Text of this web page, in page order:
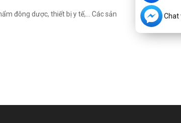
đông dược, thiết bị y tế,... Các sản
Chat